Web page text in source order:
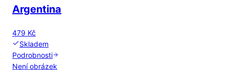
Argentina
479 Kč
Skladem
Podrobnosti
Není obrázek